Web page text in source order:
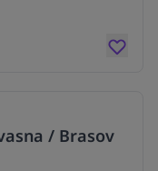
/ Brasov